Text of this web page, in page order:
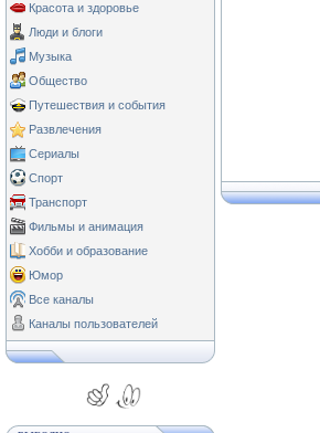
Красота и здоровье
Люди и блоги
Музыка
Общество
Путешествия и события
Развлечения
Сериалы
Спорт
Транспорт
Фильмы и анимация
Хобби и образование
Юмор
Все каналы
Каналы пользователей